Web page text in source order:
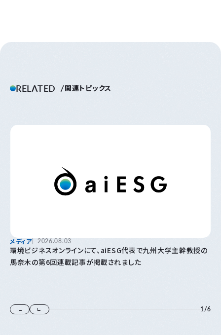
RELATED 関連トピックス
メディア 2026.08.03
環境ビジネスオンラインにて、aiESG代表で九州大学主幹教授の
馬奈木の第6回連載記事が掲載されました
1/6